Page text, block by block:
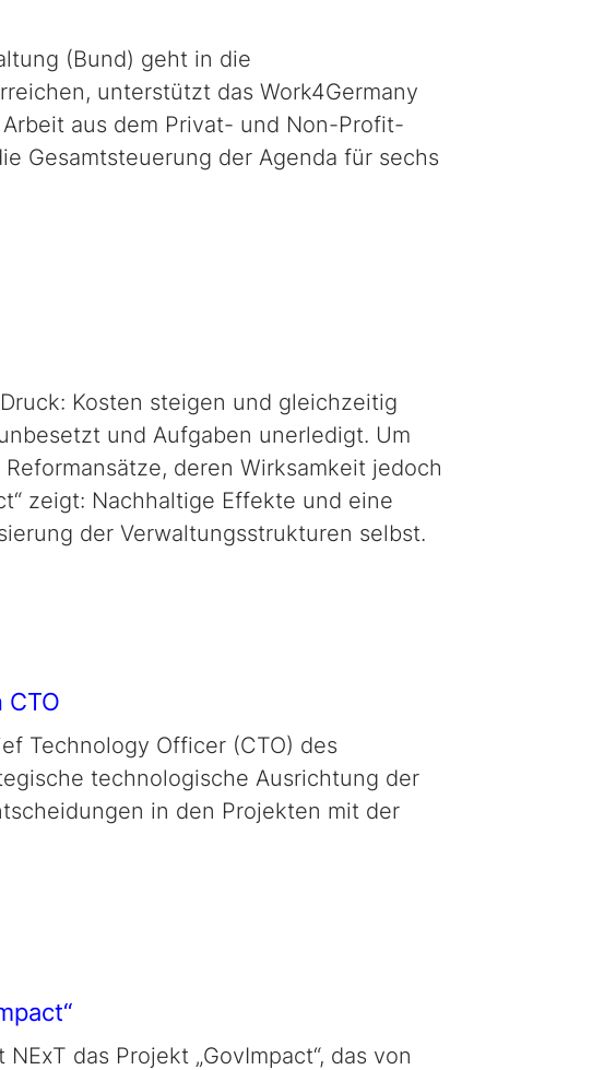
(Bund) geht in die
unterstützt das Work4Germany
aus dem Privat- und Non-Profit-
Gesamtsteuerung der Agenda für sechs
Kosten steigen und gleichzeitig
und Aufgaben unerledigt. Um
deren Wirksamkeit jedoch
“ zeigt: Nachhaltige Effekte und eine
der Verwaltungsstrukturen selbst.
CTO
Technology Officer (CTO) des
technologische Ausrichtung der
in den Projekten mit der
“
NExT das Projekt „GovImpact“, das von